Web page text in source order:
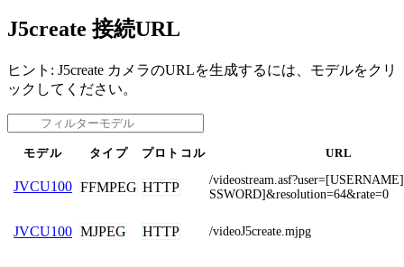
J5create 接続URL
ヒント: J5create カメラのURLを生成するには、モデルをクリ
ックしてください。
モデル タイプ プロトコル URL
JVCU100 FFMPEG HTTP
/
SSWORD]&resolution=64&rate=0
JVCU100 MJPEG HTTP /videoJ5create.mjpg